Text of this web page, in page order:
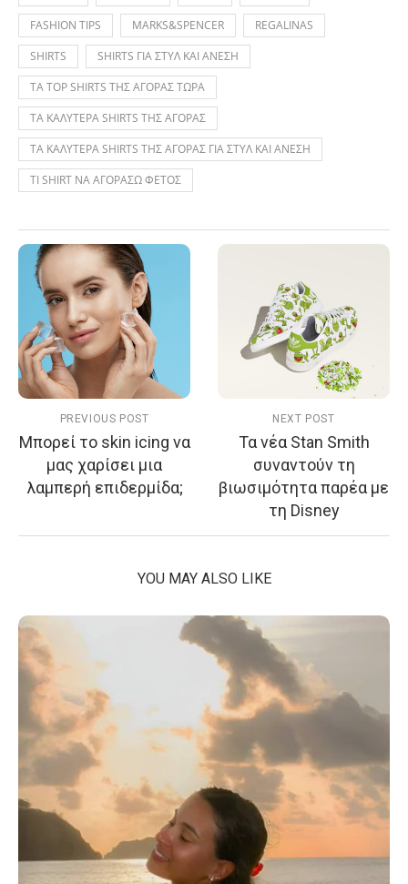
FASHION TIPS
MARKS&SPENCER
REGALINAS
SHIRTS
SHIRTS ΓΙΑ ΣΤΥΛ ΚΑΙ ΑΝΕΣΗ
ΤΑ TOP SHIRTS ΤΗΣ ΑΓΟΡΑΣ ΤΩΡΑ
ΤΑ ΚΑΛΥΤΕΡΑ SHIRTS ΤΗΣ ΑΓΟΡΑΣ
ΤΑ ΚΑΛΥΤΕΡΑ SHIRTS ΤΗΣ ΑΓΟΡΑΣ ΓΙΑ ΣΤΥΛ ΚΑΙ ΑΝΕΣΗ
ΤΙ SHIRT ΝΑ ΑΓΟΡΑΣΩ ΦΕΤΟΣ
PREVIOUS POST
Μπορεί το skin icing να
μας χαρίσει μια
λαμπερή επιδερμίδα;
NEXT POST
Τα νέα Stan Smith
συναντούν τη
βιωσιμότητα παρέα με
τη Disney
YOU MAY ALSO LIKE